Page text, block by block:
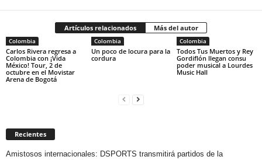
Artículos relacionados Más del autor
Colombia
Carlos Rivera regresa a
Colombia con ¡Vida
México! Tour, 2 de
octubre en el Movistar
Arena de Bogotá
Colombia
Un poco de locura para la
cordura
Colombia
Todos Tus Muertos y Rey
Gordiflón llegan consu
poder musical a Lourdes
Music Hall
Recientes
Amistosos internacionales: DSPORTS transmitirá partidos de la